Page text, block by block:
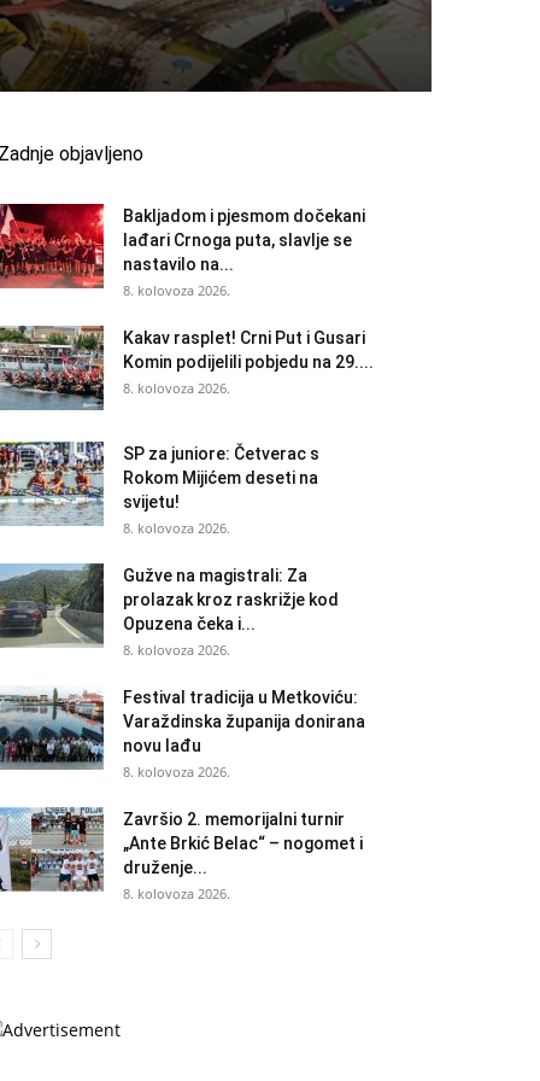
objavljeno
Bakljadom i pjesmom dočekani
lađari Crnoga puta, slavlje se
nastavilo na...
8. kolovoza 2026.
Kakav rasplet! Crni Put i Gusari
Komin podijelili pobjedu na 29....
8. kolovoza 2026.
SP za juniore: Četverac s
Rokom Mijićem deseti na
svijetu!
8. kolovoza 2026.
Gužve na magistrali: Za
prolazak kroz raskrižje kod
Opuzena čeka i...
8. kolovoza 2026.
Festival tradicija u Metkoviću:
Varaždinska županija donirana
novu lađu
8. kolovoza 2026.
Završio 2. memorijalni turnir
„Ante Brkić Belac“ – nogomet i
druženje...
8. kolovoza 2026.